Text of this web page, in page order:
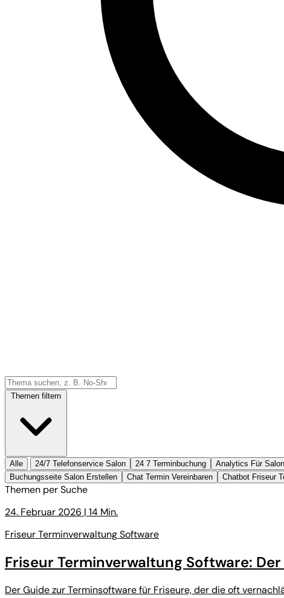
Alle 24/7 Telefonservice Salon 24 7 Terminbuchung Analytics Für
Buchungsseite Salon Erstellen
Chat Termin Vereinbaren Chatbot Friseur
Themen per Suche
24. Februar 2026 | 14 Min.
Friseur Terminverwaltung Software
Friseur Terminverwaltung Software:
Der Guide zur Terminsoftware für Friseure, der die oft